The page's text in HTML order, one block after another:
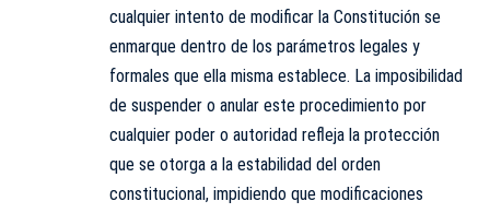
cualquier intento de modificar la Constitución se
enmarque dentro de los parámetros legales y
formales que ella misma establece. La imposibilidad
de suspender o anular este procedimiento por
cualquier poder o autoridad refleja la protección
que se otorga a la estabilidad del orden
constitucional, impidiendo que modificaciones